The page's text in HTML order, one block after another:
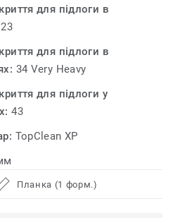
для підлоги в
23
для підлоги в
34 Very Heavy
для підлоги у
43
TopClean XP
Планка (1 форм.)